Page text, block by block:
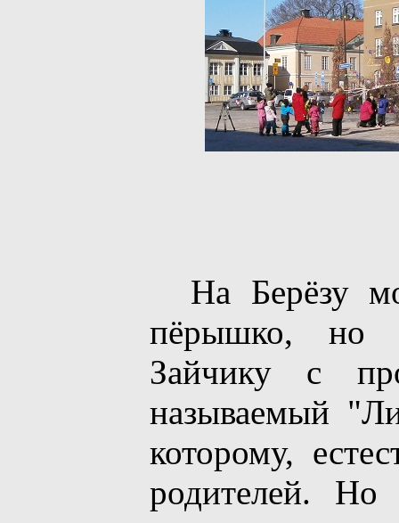
На Берёзу
пёрышко, но
Зайчику с
называемый
которому,
родителей.